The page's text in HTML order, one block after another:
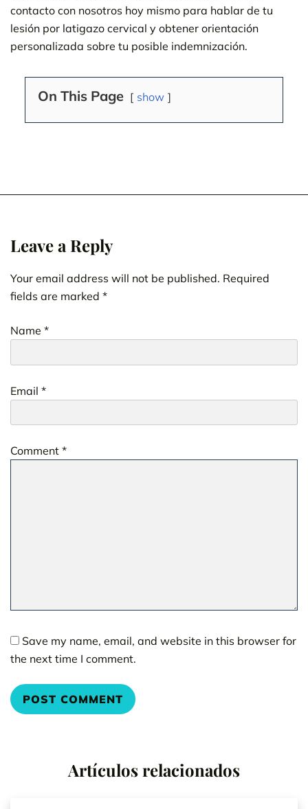
contacto con nosotros hoy mismo para hablar de tu
lesión por latigazo cervical y obtener orientación
personalizada sobre tu posible indemnización.
On This Page show
Leave a Reply
Your email address will not be published. Required
fields are marked *
Comment *
Name *
Email *
Save my name, email, and website in this browser for
the next time I comment.
Artículos relacionados